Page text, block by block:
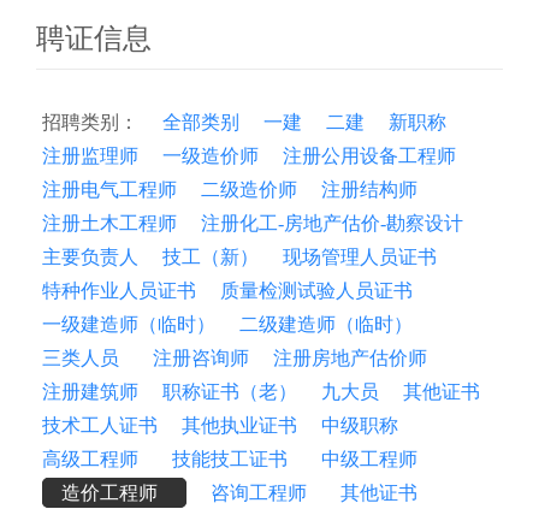
聘证信息
招聘类别： 全部类别 一建 二建
新职称
注册监理师
一级造价师
注册公用设备工程师
注册电气工程师
二级造价师
注册结构师
注册土木工程师
注册化工-房地产估价-勘察设计
主要负责人
技工（新）
现场管理人员证书
特种作业人员证书
质量检测试验人员证书
一级建造师（临时）
二级建造师（临时）
三类人员
注册咨询师
注册房地产估价师
注册建筑师
职称证书（老） 九大员
其他证书
技术工人证书
其他执业证书
中级职称
高级工程师
技能技工证书
中级工程师
造价工程师
咨询工程师
其他证书